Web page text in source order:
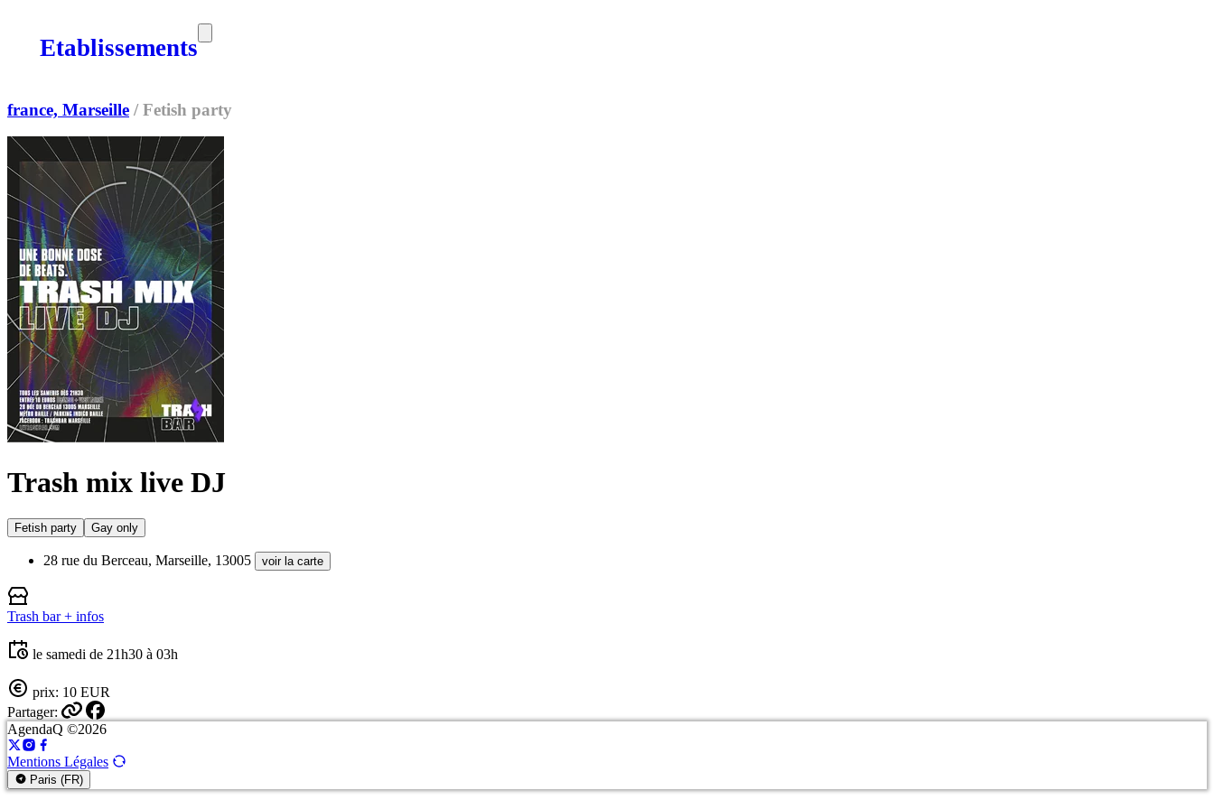
Etablissements
france, Marseille / Fetish party
Trash mix live DJ
Fetish party Gay only
28 rue du Berceau, Marseille, 13005 voir la carte
Trash bar + infos
le samedi de 21h30 à 03h
prix: 10 EUR
Partager:
AgendaQ ©2026
Mentions Légales
Paris (FR)